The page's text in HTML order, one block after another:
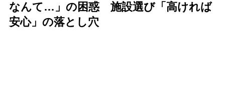
なんて…」の困惑 施設選び「高ければ
安心」の落とし穴